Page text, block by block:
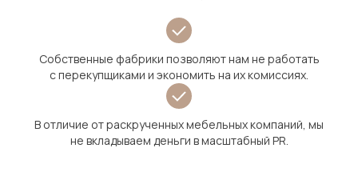
Собственные фабрики позволяют нам не работать
с перекупщиками и экономить на их комиссиях.
В отличие от раскрученных мебельных компаний, мы
не вкладываем деньги в масштабный PR.